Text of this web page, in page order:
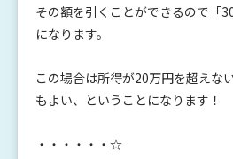
その額を引くことができるので「
になります。
この場合は所得が20万円を超えな
もよい、ということになります！
・・・・・・☆